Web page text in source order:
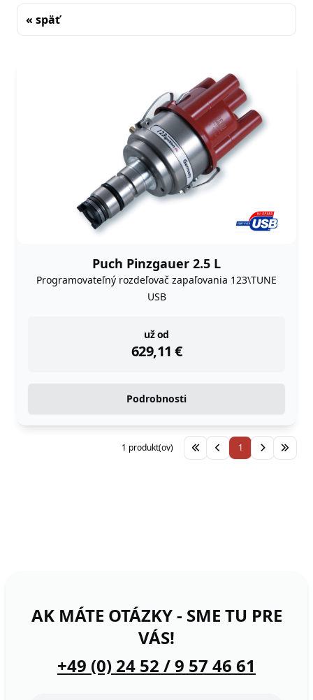
« späť
Puch Pinzgauer 2.5 L
Programovateľný rozdeľovač zapaľovania 123\TUNE
USB
už od
629,11 €
instock
Podrobnosti
1
1 produkt(ov)
AK MÁTE OTÁZKY - SME TU PRE
VÁS!
+49 (0) 24 52 / 9 57 46 61